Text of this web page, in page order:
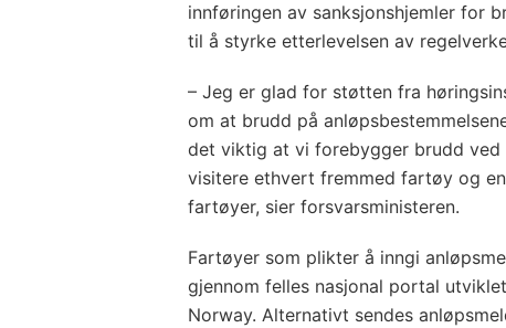
innføringen av sanksjonshjemler for
til å styrke etterlevelsen av
– Jeg er glad for støtten fra
om at brudd på
det viktig at vi forebygger brudd ved
visitere ethvert fremmed fartøy og
fartøyer, sier forsvarsministeren.
Fartøyer som plikter å inngi
gjennom felles nasjonal portal
Norway. Alternativt sendes